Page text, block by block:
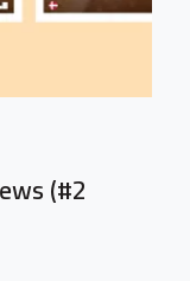
(#2